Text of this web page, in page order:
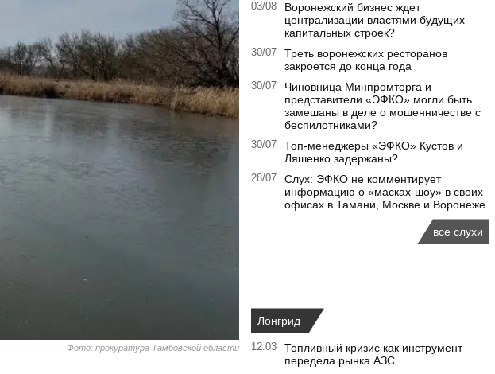
Фото: прокуратура Тамбовской области
03/08
Воронежский бизнес ждет
централизации властями будущих
капитальных строек?
30/07
Треть воронежских ресторанов
закроется до конца года
30/07
Чиновница Минпромторга и
представители «ЭФКО» могли быть
замешаны в деле о мошенничестве с
беспилотниками?
30/07
Топ-менеджеры «ЭФКО» Кустов и
Ляшенко задержаны?
28/07
Слух: ЭФКО не комментирует
информацию о «масках-шоу» в своих
офисах в Тамани, Москве и Воронеже
все слухи
Лонгрид
12:03
Топливный кризис как инструмент
передела рынка АЗС